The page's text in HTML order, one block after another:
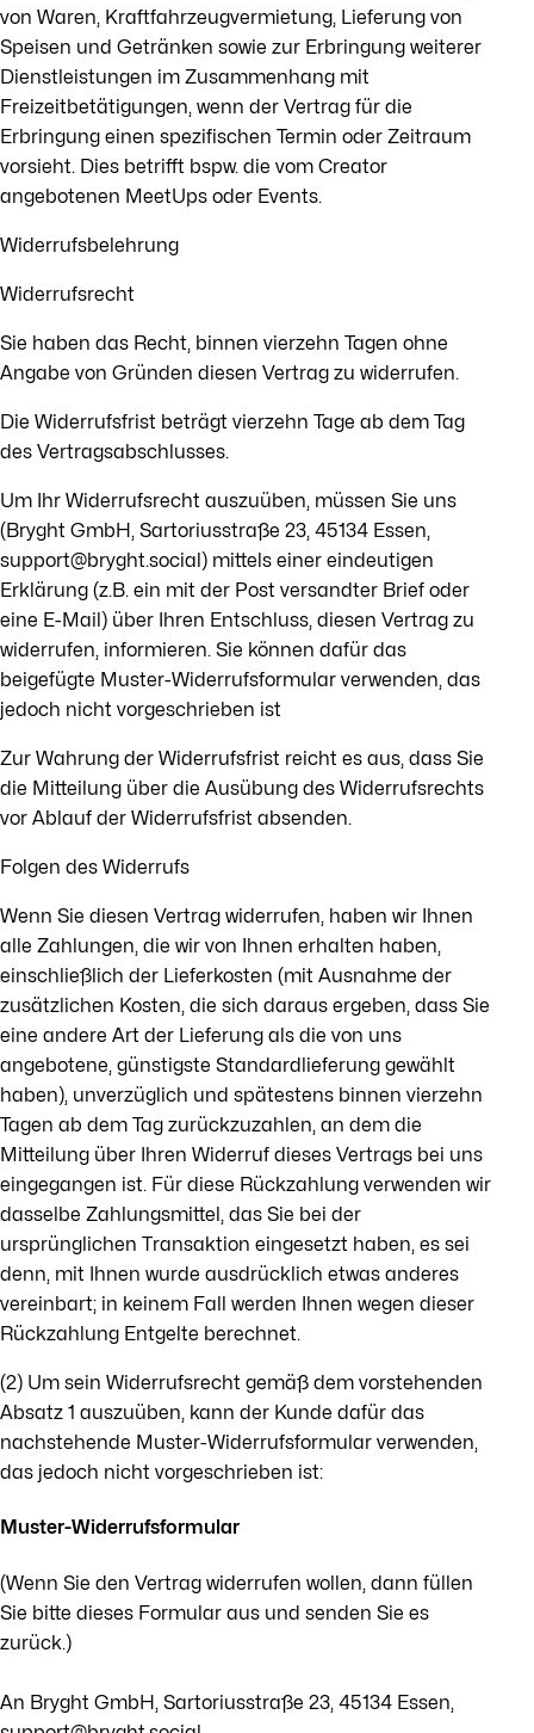
von Waren, Kraftfahrzeugvermietung, Lieferung von
Speisen und Getränken sowie zur Erbringung weiterer
Dienstleistungen im Zusammenhang mit
Freizeitbetätigungen, wenn der Vertrag für die
Erbringung einen spezifischen Termin oder Zeitraum
vorsieht. Dies betrifft bspw. die vom Creator
angebotenen MeetUps oder Events.
Widerrufsbelehrung
Widerrufsrecht
Sie haben das Recht, binnen vierzehn Tagen ohne
Angabe von Gründen diesen Vertrag zu widerrufen.
Die Widerrufsfrist beträgt vierzehn Tage ab dem Tag
des Vertragsabschlusses.
Um Ihr Widerrufsrecht auszuüben, müssen Sie uns
(Bryght GmbH, Sartoriusstraße 23, 45134 Essen,
support@bryght.social) mittels einer eindeutigen
Erklärung (z.B. ein mit der Post versandter Brief oder
eine E-Mail) über Ihren Entschluss, diesen Vertrag zu
widerrufen, informieren. Sie können dafür das
beigefügte Muster-Widerrufsformular verwenden, das
jedoch nicht vorgeschrieben ist
Zur Wahrung der Widerrufsfrist reicht es aus, dass Sie
die Mitteilung über die Ausübung des Widerrufsrechts
vor Ablauf der Widerrufsfrist absenden.
Folgen des Widerrufs
Wenn Sie diesen Vertrag widerrufen, haben wir Ihnen
alle Zahlungen, die wir von Ihnen erhalten haben,
einschließlich der Lieferkosten (mit Ausnahme der
zusätzlichen Kosten, die sich daraus ergeben, dass Sie
eine andere Art der Lieferung als die von uns
angebotene, günstigste Standardlieferung gewählt
haben), unverzüglich und spätestens binnen vierzehn
Tagen ab dem Tag zurückzuzahlen, an dem die
Mitteilung über Ihren Widerruf dieses Vertrags bei uns
eingegangen ist. Für diese Rückzahlung verwenden wir
dasselbe Zahlungsmittel, das Sie bei der
ursprünglichen Transaktion eingesetzt haben, es sei
denn, mit Ihnen wurde ausdrücklich etwas anderes
vereinbart; in keinem Fall werden Ihnen wegen dieser
Rückzahlung Entgelte berechnet.
(2) Um sein Widerrufsrecht gemäß dem vorstehenden
Absatz 1 auszuüben, kann der Kunde dafür das
nachstehende Muster-Widerrufsformular verwenden,
das jedoch nicht vorgeschrieben ist:
Muster-Widerrufsformular
(Wenn Sie den Vertrag widerrufen wollen, dann füllen
Sie bitte dieses Formular aus und senden Sie es
zurück.)
An Bryght GmbH, Sartoriusstraße 23, 45134 Essen,